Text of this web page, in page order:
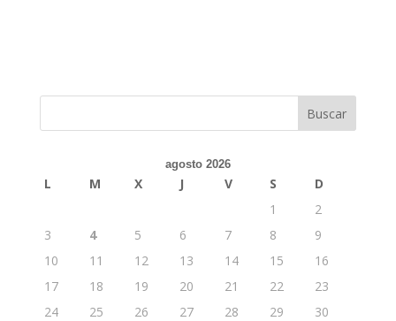
agosto 2026
L M X J V S
D
1
2
3
4 5 6 7 8
9
10
11 12 13 14 15
16
17
18 19 20 21 22
23
24
25 26 27 28 29
30